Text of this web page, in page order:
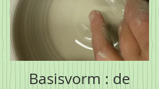
Basisvorm : de